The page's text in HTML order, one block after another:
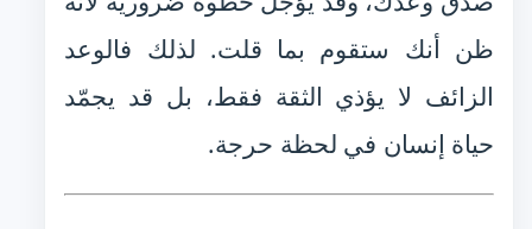
ظن أنك ستقوم بما قلت. لذلك فالوعد
الزائف لا يؤذي الثقة فقط، بل قد يجمّد
حياة إنسان في لحظة حرجة.